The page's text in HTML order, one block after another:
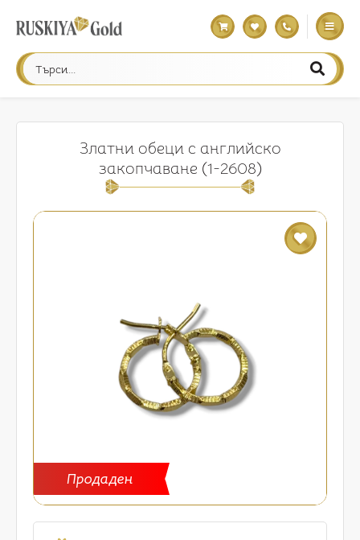
Златни обеци с английско
закопчаване (1-2608)
Продаден